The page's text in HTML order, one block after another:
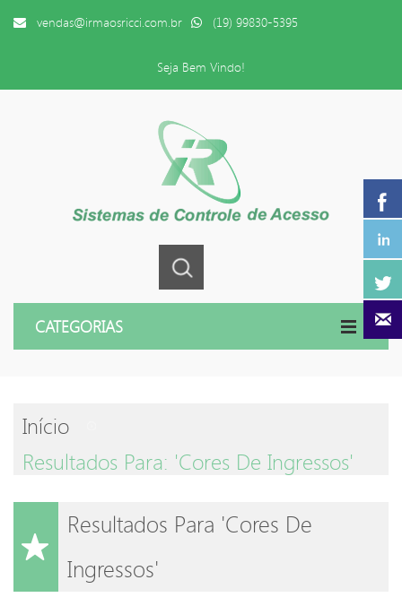
vendas@irmaosricci.com.br (19) 99830-5395
Seja Bem Vindo!
CATEGORIAS
Início
Resultados Para: 'cores De Ingressos'
Resultados Para 'cores De
Ingressos'